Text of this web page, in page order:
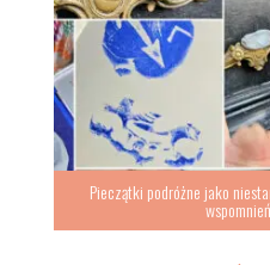
Pieczątki podróżne jako